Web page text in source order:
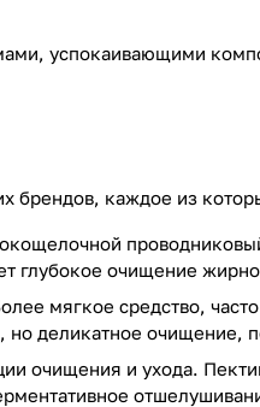
успокаивающими
брендов, каждое из
глубокое очищение
мягкое средство,
деликатное очищение,
очищения и ухода.